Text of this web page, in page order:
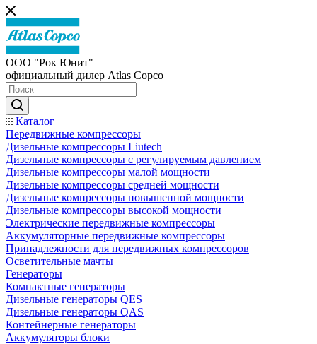
ООО "Рок Юнит"
официальный дилер Atlas Copco
Каталог
Передвижные компрессоры
Дизельные компрессоры Liutech
Дизельные компрессоры с регулируемым давлением
Дизельные компрессоры малой мощности
Дизельные компрессоры средней мощности
Дизельные компрессоры повышенной мощности
Дизельные компрессоры высокой мощности
Электрические передвижные компрессоры
Аккумуляторные передвижные компрессоры
Принадлежности для передвижных компрессоров
Осветительные мачты
Генераторы
Компактные генераторы
Дизельные генераторы QES
Дизельные генераторы QAS
Контейнерные генераторы
Аккумуляторы блоки